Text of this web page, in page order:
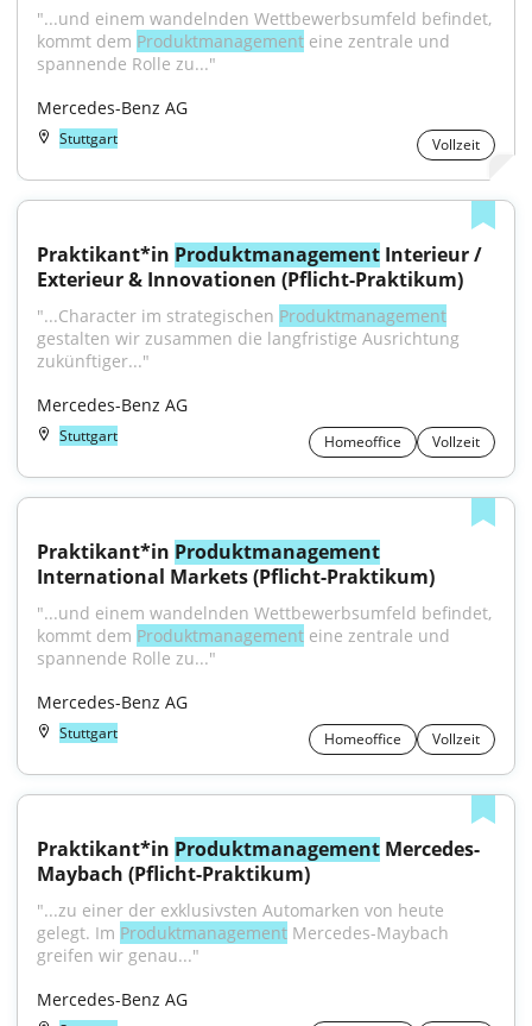
"...und einem wandelnden Wettbewerbsumfeld befindet,
kommt dem Produktmanagement eine zentrale und
spannende Rolle zu..."
Mercedes-Benz AG
Stuttgart Vollzeit
Praktikant*in Produktmanagement Interieur /
Exterieur & Innovationen (Pflicht-Praktikum)
"...Character im strategischen Produktmanagement
gestalten wir zusammen die langfristige Ausrichtung
zukünftiger..."
Mercedes-Benz AG
Stuttgart Homeoffice Vollzeit
Praktikant*in Produktmanagement
International Markets (Pflicht-Praktikum)
"...und einem wandelnden Wettbewerbsumfeld befindet,
kommt dem Produktmanagement eine zentrale und
spannende Rolle zu..."
Mercedes-Benz AG
Stuttgart Homeoffice Vollzeit
Praktikant*in Produktmanagement Mercedes-
Maybach (Pflicht-Praktikum)
"...zu einer der exklusivsten Automarken von heute
gelegt. Im Produktmanagement Mercedes-Maybach
greifen wir genau..."
Mercedes-Benz AG